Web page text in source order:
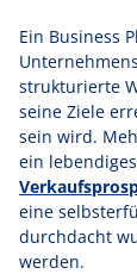
Ein Business
strukturierte
seine Ziele
sein wird.
ein
eine
durchdacht
werden.